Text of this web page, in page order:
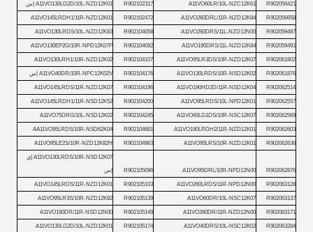
R902056421
A11VO60LR/10L-NZC12K61
R902102317 A11VO130LG2D/10L-NZD12K01 إس
R902056658
A11VO260DRL/11R-NZD12K84
R902102472
A11VO145LRDH1/11R-NZD12K01
R902059487
A11VO260DRS/11L-NZD12N00
R902104058
A11VO130LRDS/10L-NZD12K83
R902059491
A11VO190DRS/11L-NZD12K84
R902104092
A11VO130EP2G/10R-NPD12K07P
R902061802
A11VO95LR3DS/10R-NZD12K07
R902104107
A11VO130LRH1/10R-NZD12K02
R902061876
A11VO130LRDS/10R-NSD12K02
R902104176 A11VO40DR/10R-NPC12K02V إس
R902062514
A11VO190HD2D/11R-NSD12K04
R902104196
A11VO145LRDS/11R-NZD12K07
R902062557
A11VO95LRDS/10L-NPD12K01
R902104200
A11VO145LRDH1/11R-NSD12K52
R902062569
A11VO60LG1DS/10R-NSC12K07
R902104245
A11VO75DRG/10L-NSD12K02
R902062603
A11VO190LRDH2/11R-NZD12K01
R902104681
AA11VO95LRDS/10R-NSD62K04
R902062636
A11VO95LRS/10R-NZD12K01
R902104963
A11VO95LE2S/10R-NZD12K82H
R902062876
A11VO95DRL/10R-NPD12N00
R902105096
A11VO130LRDS/10R-NSD12K07 إي
إس
R902063128
A11VO260LRDS/11R-NPD12N00
R902105103
A11VO145LRDS/11R-NZD12K01
R902063137
A11VO60DR/10L-NSC12K07
R902105139
A11VO95LR3S/10R-NZD12K82
R902063171
A11VO260DR/11R-NZD12N00
R902105149
A11VO190DR/11R-NSD12N00
R902063284
A11VO40DRS/10L-NSC12K02
R902105174
A11VO130LG2D/10L-NZD12K01